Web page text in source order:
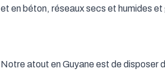
et en béton, réseaux secs et humides et
Notre atout en Guyane est de disposer